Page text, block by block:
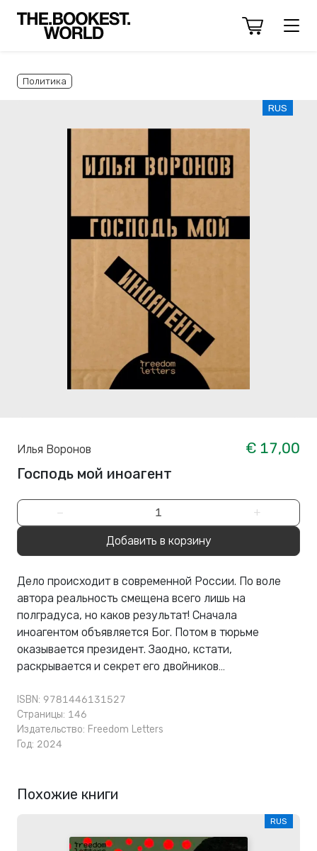
Политика
RUS
Илья Воронов
€ 17,00
Господь мой иноагент
− +
Добавить в корзину
Дело происходит в современной России. По воле
автора реальность смещена всего лишь на
полградуса, но каков результат! Сначала
иноагентом объявляется Бог. Потом в тюрьме
оказывается президент. Заодно, кстати,
раскрывается и секрет его двойников…
ISBN: 9781446131527
Страницы: 146
Издательство: Freedom Letters
Год: 2024
Похожие книги
RUS